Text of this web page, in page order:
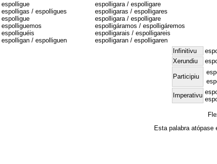
espolligue
espolligas / espolligues
espolligue
espolliguemos
espolliguéis
espolligan / espolliguen
espolligara / espolligare
espolligaras / espolligares
espolligara / espolligare
espolligáramos / espolligáremos
espolligarais / espolligareis
espolligaran / espolligaren
Infinitivu
Xerundiu
Participiu
Imperativu
Esta palabra atópase